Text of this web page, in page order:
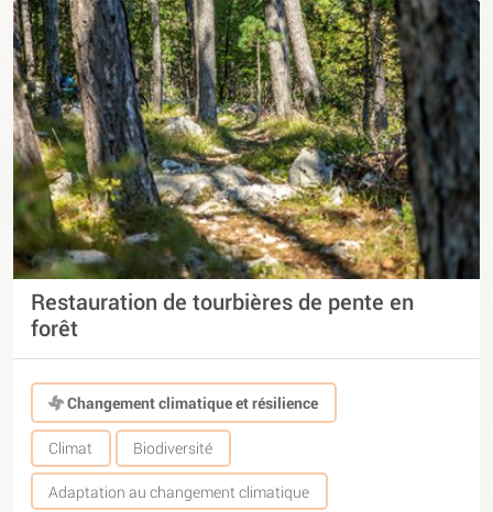
Restauration de tourbières de pente en
forêt
Changement climatique et résilience
Climat Biodiversité
Adaptation au changement climatique